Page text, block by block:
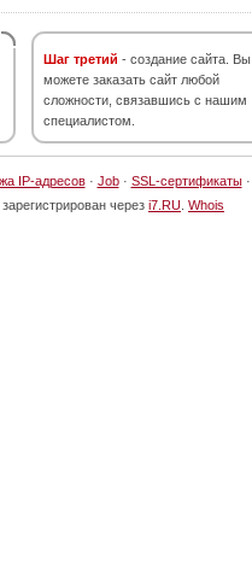
Шаг третий - создание сайта. Вы
можете заказать сайт любой
сложности, связавшись с нашим
специалистом.
IP-адресов· Job· SSL-сертификаты·
через i7.RU Whois